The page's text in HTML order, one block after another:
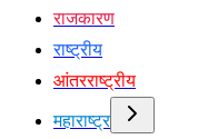
राजकारण
राष्ट्रीय
आंतरराष्ट्रीय
महाराष्ट्र